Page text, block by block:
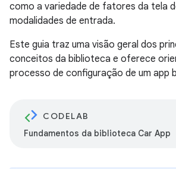
como a variedade de fatores da tela
modalidades de entrada.
Este guia traz uma visão geral dos
conceitos da biblioteca e oferece
processo de configuração de um app
CODELAB
Fundamentos da biblioteca Car App